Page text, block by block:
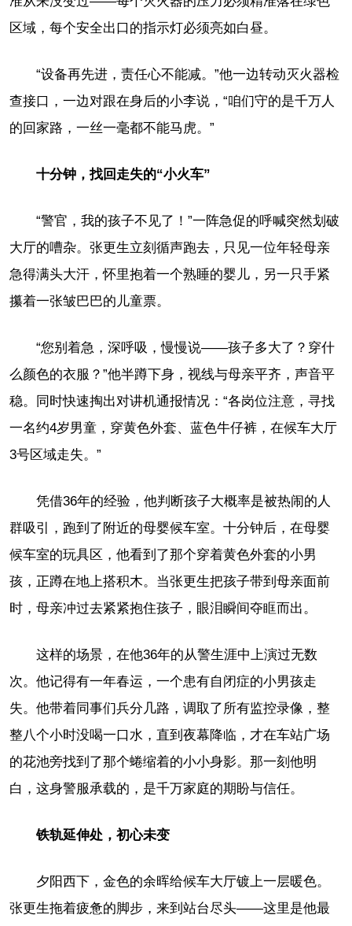
区域，每个安全出口的指示灯必须亮如白昼。
“设备再先进，责任心不能减。”他一边转动灭火器检
查接口，一边对跟在身后的小李说，“咱们守的是千万人
的回家路，一丝一毫都不能马虎。”
十分钟，找回走失的“小火车”
“警官，我的孩子不见了！”一阵急促的呼喊突然划破
大厅的嘈杂。张更生立刻循声跑去，只见一位年轻母亲
急得满头大汗，怀里抱着一个熟睡的婴儿，另一只手紧
攥着一张皱巴巴的儿童票。
“您别着急，深呼吸，慢慢说——孩子多大了？穿什
么颜色的衣服？”他半蹲下身，视线与母亲平齐，声音平
稳。同时快速掏出对讲机通报情况：“各岗位注意，寻找
一名约4岁男童，穿黄色外套、蓝色牛仔裤，在候车大厅
3号区域走失。”
凭借36年的经验，他判断孩子大概率是被热闹的人
群吸引，跑到了附近的母婴候车室。十分钟后，在母婴
候车室的玩具区，他看到了那个穿着黄色外套的小男
孩，正蹲在地上搭积木。当张更生把孩子带到母亲面前
时，母亲冲过去紧紧抱住孩子，眼泪瞬间夺眶而出。
这样的场景，在他36年的从警生涯中上演过无数
次。他记得有一年春运，一个患有自闭症的小男孩走
失。他带着同事们兵分几路，调取了所有监控录像，整
整八个小时没喝一口水，直到夜幕降临，才在车站广场
的花池旁找到了那个蜷缩着的小小身影。那一刻他明
白，这身警服承载的，是千万家庭的期盼与信任。
铁轨延伸处，初心未变
夕阳西下，金色的余晖给候车大厅镀上一层暖色。
张更生拖着疲惫的脚步，来到站台尽头——这里是他最